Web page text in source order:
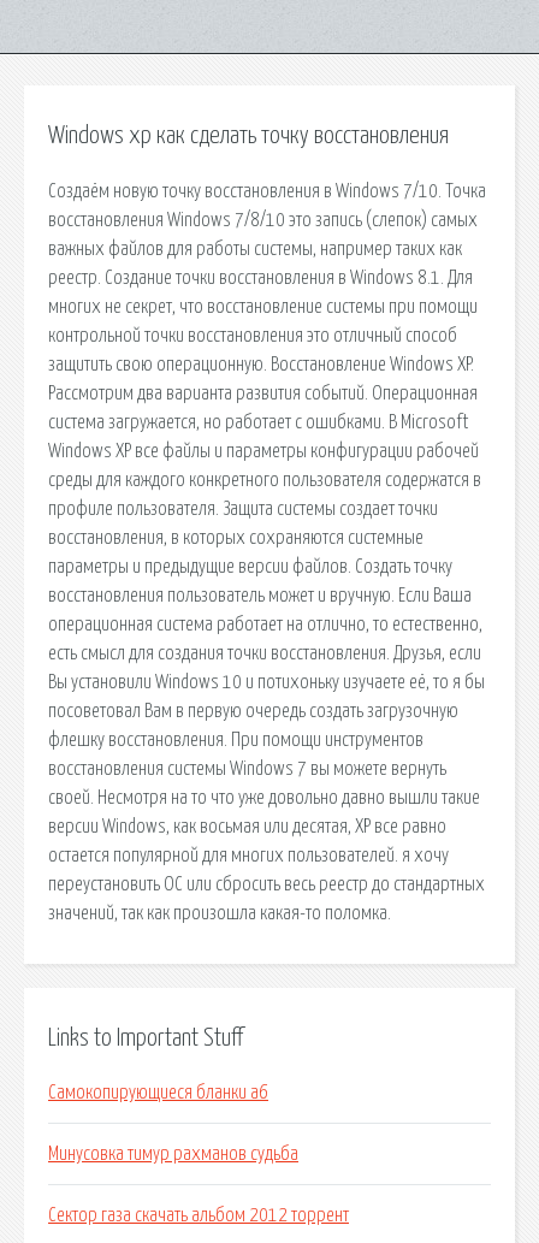
Windows xp как сделать точку восстановления
Создаём новую точку восстановления в Windows 7/10. Точка
восстановления Windows 7/8/10 это запись (слепок) самых
важных файлов для работы системы, например таких как
реестр. Создание точки восстановления в Windows 8.1. Для
многих не секрет, что восстановление системы при помощи
контрольной точки восстановления это отличный способ
защитить свою операционную. Восстановление Windows XP.
Рассмотрим два варианта развития событий. Операционная
система загружается, но работает с ошибками. В Microsoft
Windows XP все файлы и параметры конфигурации рабочей
среды для каждого конкретного пользователя содержатся в
профиле пользователя. Защита системы создает точки
восстановления, в которых сохраняются системные
параметры и предыдущие версии файлов. Создать точку
восстановления пользователь может и вручную. Если Ваша
операционная система работает на отлично, то естественно,
есть смысл для создания точки восстановления. Друзья, если
Вы установили Windows 10 и потихоньку изучаете её, то я бы
посоветовал Вам в первую очередь создать загрузочную
флешку восстановления. При помощи инструментов
восстановления системы Windows 7 вы можете вернуть
своей. Несмотря на то что уже довольно давно вышли такие
версии Windows, как восьмая или десятая, XP все равно
остается популярной для многих пользователей. я хочу
переустановить ОС или сбросить весь реестр до стандартных
значений, так как произошла какая-то поломка.
Links to Important Stuff
Самокопирующиеся бланки а6
Минусовка тимур рахманов судьба
Сектор газа скачать альбом 2012 торрент